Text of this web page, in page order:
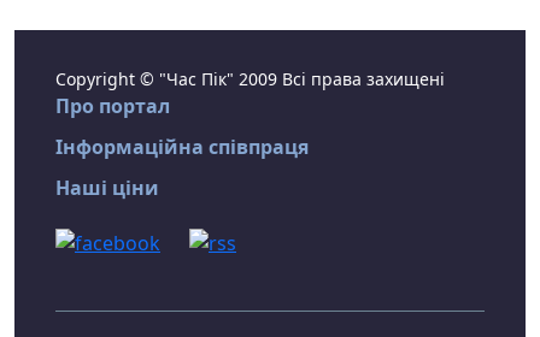
Copyright © "Час Пік" 2009 Всі права захищені
Про портал
Інформаційна співпраця
Наші ціни